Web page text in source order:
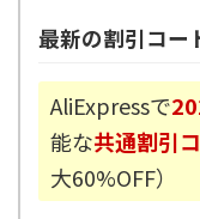
最新の割引コー
AliExpressで
能な共通割引
大60%OFF）